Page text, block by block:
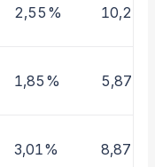
2,55%
1,85% 5,87%
3,01% 8,87%